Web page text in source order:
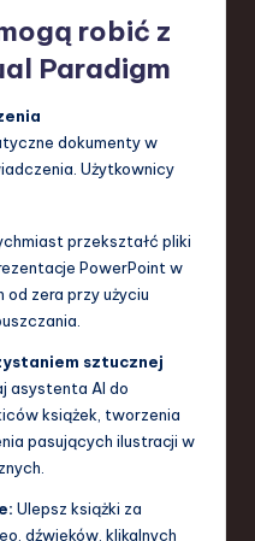
robić z
Paradigm
dokumenty w
Użytkownicy
przekształć pliki
PowerPoint w
zera przy użyciu
sztucznej
asystenta AI do
książek, tworzenia
pasujących ilustracji w
Ulepsz książki za
dźwięków, klikalnych